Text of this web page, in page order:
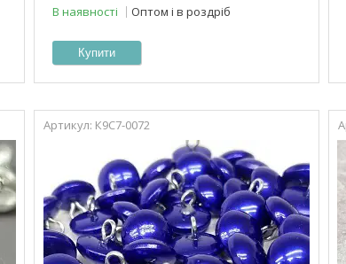
В наявності Оптом і в роздріб
Купити
К9С7-0072